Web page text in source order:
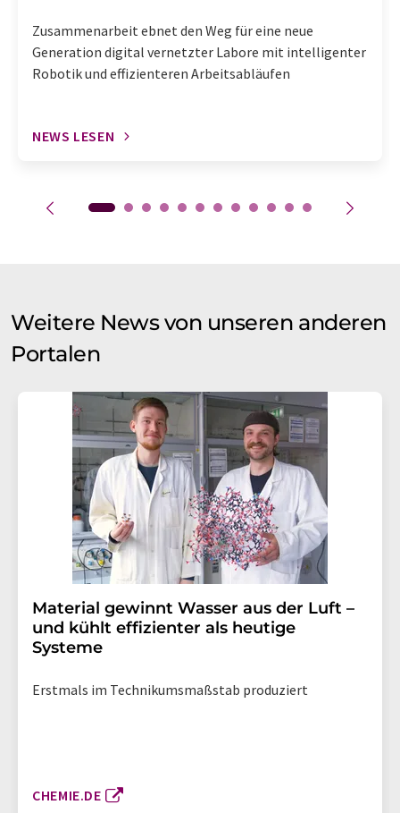
Zusammenarbeit ebnet den Weg für eine neue
Generation digital vernetzter Labore mit intelligenter
Robotik und effizienteren Arbeitsabläufen
NEWS LESEN
Weitere News von unseren anderen
Portalen
Material gewinnt Wasser aus der Luft –
und kühlt effizienter als heutige
Systeme
Erstmals im Technikumsmaßstab produziert
CHEMIE.DE